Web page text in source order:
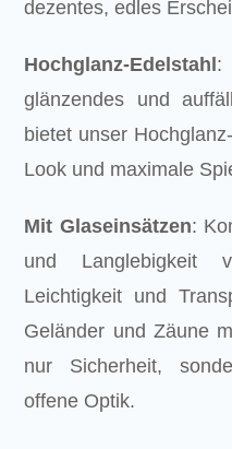
dezentes, edles
Hochglanz-Edelstahl :
glänzendes und
bietet unser
Look und maximale
Mit Glaseinsätzen:
und Langlebigkeit
Leichtigkeit und
Geländer und Zäune
nur Sicherheit,
offene Optik.